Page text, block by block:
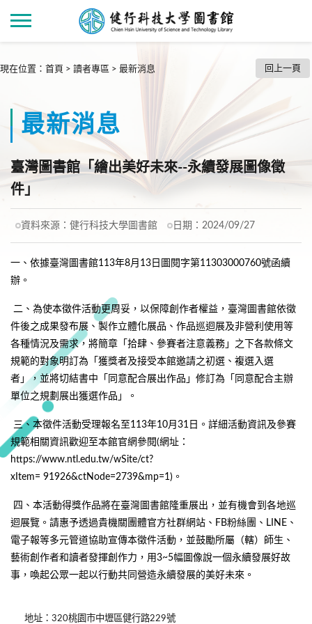
現在位置 ： 首頁 > 讀者專區 > 最新消息 回上一頁
最新消息
臺灣圖書館「繪出美好未來--永續發展圖像徵
件」
資料來源： 健行科技大學圖書館 日期： 2024/09/27
一、依據臺灣圖書館113年8月13日圖閱字第11303000760號函續
辦。
二、為使本徵件活動更周妥，以保障創作者權益，臺灣圖書館依徵
件後之成果發布展、製作立體化展品、作品巡迴展及非營利使用等
各種情況及需求，將簡章「拾肆、參賽者注意義務」之下各款條文
規範的對象明訂為「獲獎者及接受本館邀請之初選、複選入選
者」，並將切結書中「同意配合展出作品」修訂為「同意配合主辦
單位之規劃展出獲選作品」。
三、本徵件活動受理報名至113年10月31日。詳細活動資訊及參賽
規範相關資訊歡迎至本館官網參閱(網址：
https://www.ntl.edu.tw/wSite/ct?
xItem= 91926&ctNode=2739&mp=1)。
四、本活動得獎作品將在臺灣圖書館隆重展出，並有機會到各地巡
迴展覽。請惠予透過貴機關團體官方社群網站、FB粉絲團、LINE、
電子報等多元管道協助宣傳本徵件活動，並鼓勵所屬（轄）師生、
藝術創作者和讀者發揮創作力，用3~5幅圖像說一個永續發展好故
事，喚起公眾一起以行動共同營造永續發展的美好未來。
地址：320桃園市中壢區健行路229號